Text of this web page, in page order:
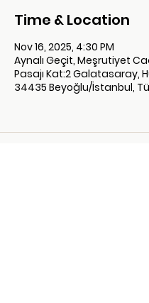
Time & Location
Nov 16, 2025, 4:30 PM
Aynalı Geçit, Meşrutiyet
Pasajı Kat:2 Galatasaray,
34435 Beyoğlu/İstanbul,